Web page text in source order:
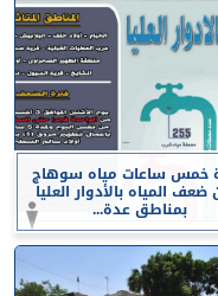
خمس ساعات مياه سوهاج
ضعف المياه بالأدوار العليا
بمناطق عدة...